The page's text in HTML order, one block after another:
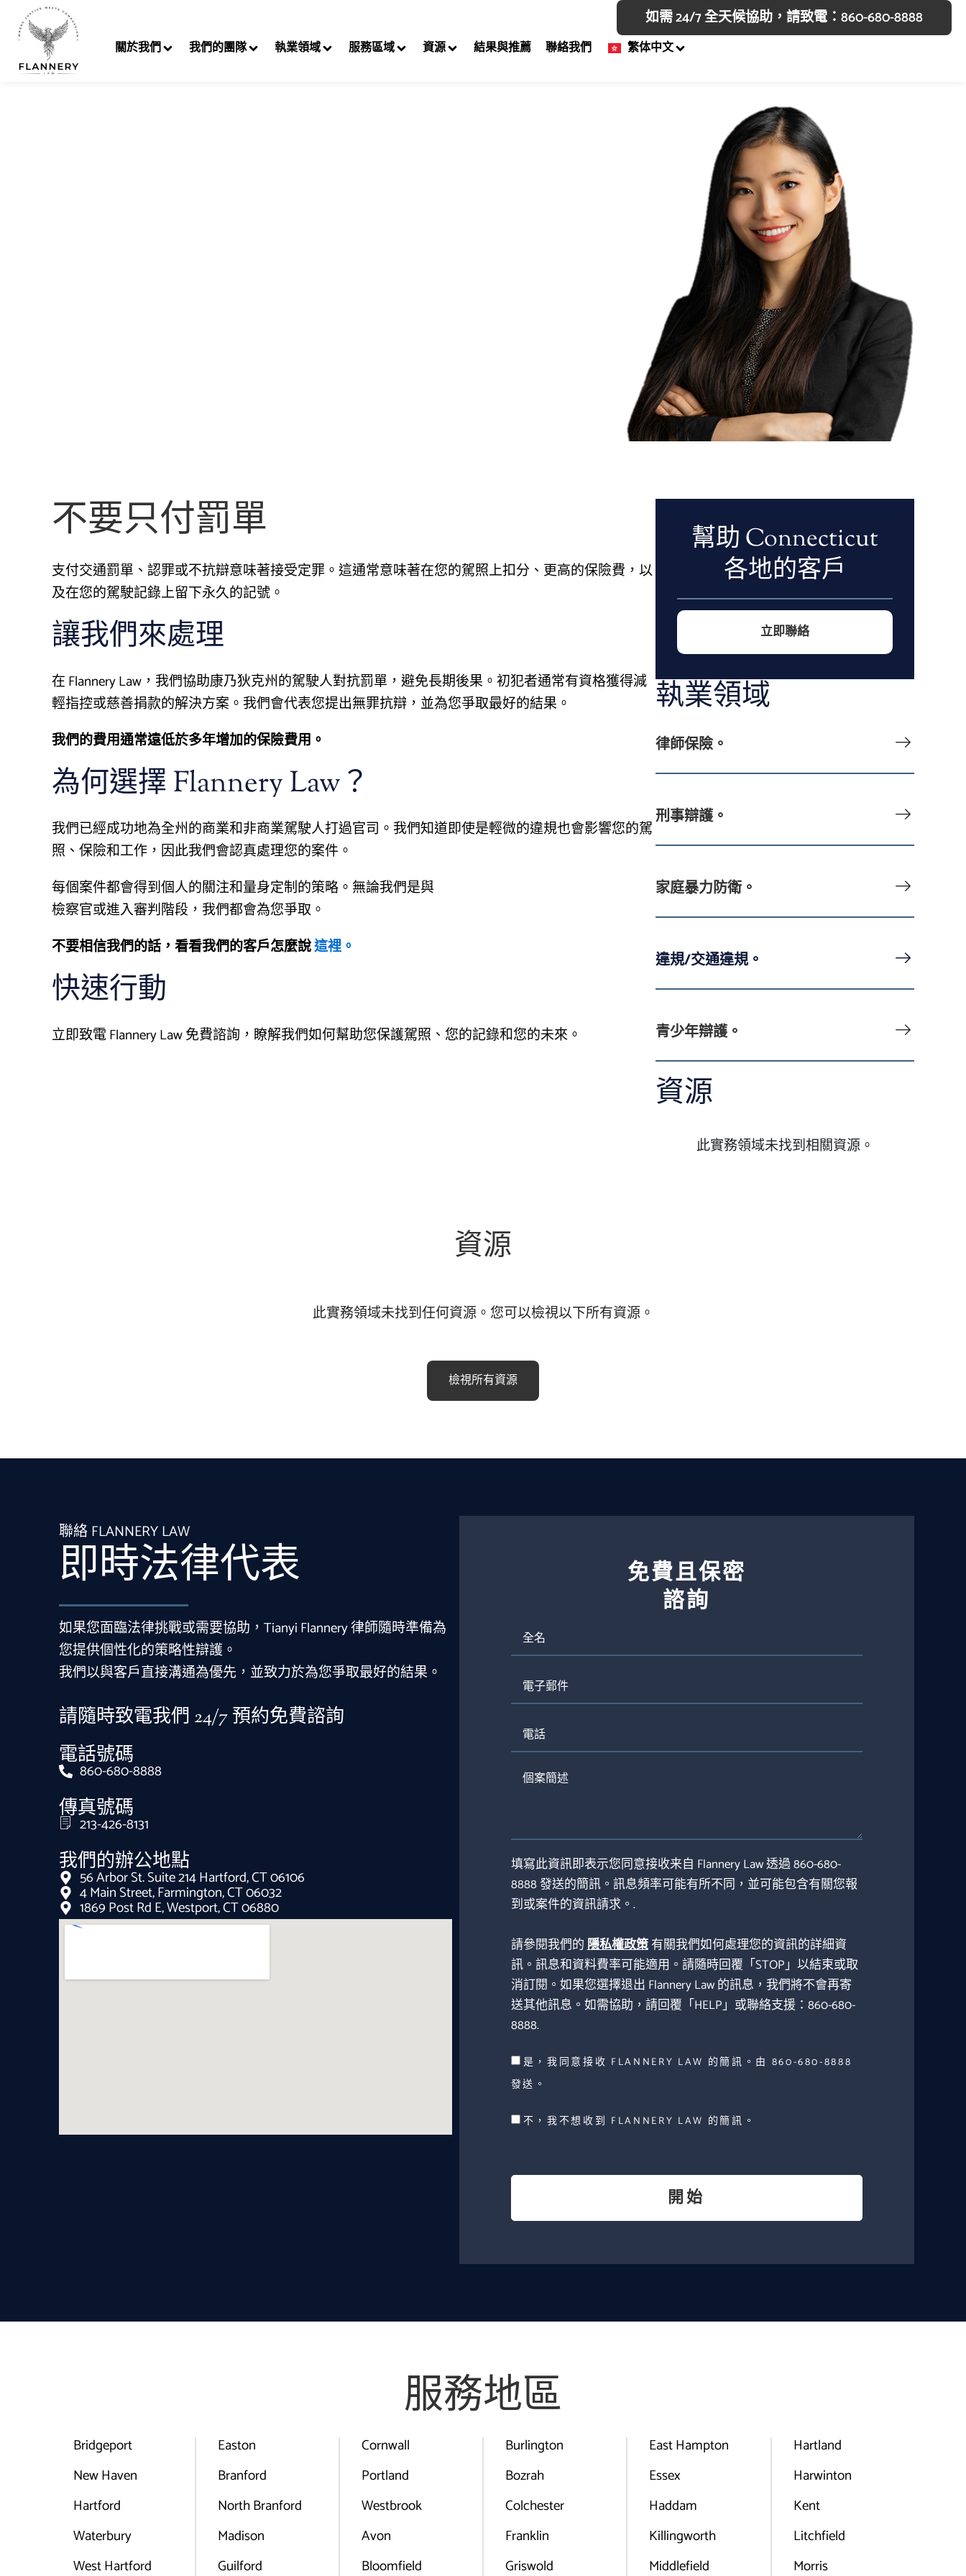
如需 24/7 全天候協助，請致電：860-680-8888
關於我們 我們的團隊 執業領域 服務區域 資源 結果與推薦 聯絡我們 繁体中文
不要只付罰單
支付交通罰單、認罪或不抗辯意味著接受定罪。這通常意味著在您的駕照上扣分、更高的保險費，以
及在您的駕駛記錄上留下永久的記號。
讓我們來處理
在 Flannery Law，我們協助康乃狄克州的駕駛人對抗罰單，避免長期後果。初犯者通常有資格獲得減
輕指控或慈善捐款的解決方案。我們會代表您提出無罪抗辯，並為您爭取最好的結果。
我們的費用通常遠低於多年增加的保險費用。
為何選擇 Flannery Law？
我們已經成功地為全州的商業和非商業駕駛人打過官司。我們知道即使是輕微的違規也會影響您的駕
照、保險和工作，因此我們會認真處理您的案件。
每個案件都會得到個人的關注和量身定制的策略。無論我們是與
檢察官或進入審判階段，我們都會為您爭取。
不要相信我們的話，看看我們的客戶怎麼說這裡。
快速行動
立即致電 Flannery Law 免費諮詢，瞭解我們如何幫助您保護駕照、您的記錄和您的未來。
幫助 Connecticut
各地的客戶
立即聯絡
執業領域
律師保險。
刑事辯護。
家庭暴力防衛。
違規/交通違規。
青少年辯護。
資源
此實務領域未找到相關資源。
資源
此實務領域未找到任何資源。您可以檢視以下所有資源。
檢視所有資源
聯絡 FLANNERY LAW
即時法律代表
如果您面臨法律挑戰或需要協助，Tianyi Flannery 律師隨時準備為
您提供個性化的策略性辯護。
我們以與客戶直接溝通為優先，並致力於為您爭取最好的結果。
請隨時致電我們 24/7 預約免費諮詢
電話號碼
860-680-8888
傳真號碼
213-426-8131
我們的辦公地點
56 Arbor St. Suite 214 Hartford, CT 06106
4 Main Street, Farmington, CT 06032
1869 Post Rd E, Westport, CT 06880
免費且保密
諮詢
郵
填寫此資訊即表示您同意接收来自 Flannery Law 透過 860-680-
8888 發送的簡訊。訊息頻率可能有所不同，並可能包含有關您報
到或案件的資訊請求。.
請參閱我們的隱私權政策有關我們如何處理您的資訊的詳細資
訊。訊息和資料費率可能適用。請隨時回覆「STOP」以結束或取
消訂閱。如果您選擇退出 Flannery Law 的訊息，我們將不會再寄
送其他訊息。如需協助，請回覆「HELP」或聯絡支援：860-680-
8888.
是，我同意接收 FLANNERY LAW 的簡訊。由 860-680-8888
發送。
不，我不想收到 FLANNERY LAW 的簡訊。
開始
服務地區
Bridgeport
New Haven
Hartford
Waterbury
West Hartford
Easton
Branford
North Branford
Madison
Guilford
Cornwall
Portland
Westbrook
Avon
Bloomfield
Burlington
Bozrah
Colchester
Franklin
Griswold
East Hampton
Essex
Haddam
Killingworth
Middlefield
Hartland
Harwinton
Kent
Litchfield
Morris